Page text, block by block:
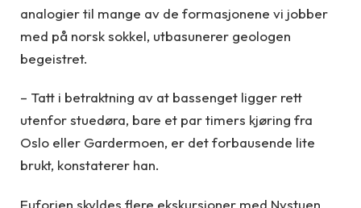
analogier til mange av de formasjonene vi jobber
med på norsk sokkel, utbasunerer geologen
begeistret.
– Tatt i betraktning av at bassenget ligger rett
utenfor stuedøra, bare et par timers kjøring fra
Oslo eller Gardermoen, er det forbausende lite
brukt, konstaterer han.
Euforien skyldes flere ekskursjoner med Nystuen